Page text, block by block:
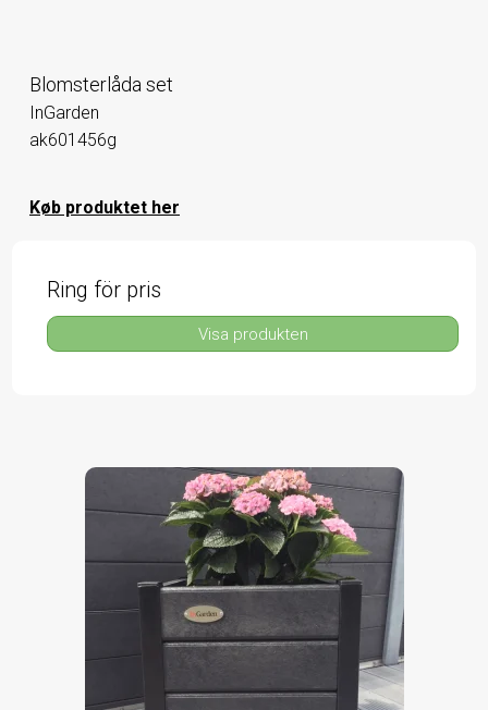
Blomsterlåda set
InGarden
ak601456g
Køb produktet her
Ring för pris
Visa produkten